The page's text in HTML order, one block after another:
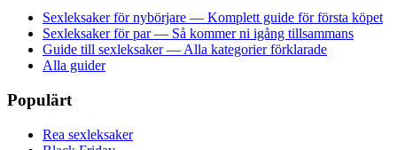
Sexleksaker för nybörjare — Komplett guide för första köpet
Sexleksaker för par — Så kommer ni igång tillsammans
Guide till sexleksaker — Alla kategorier förklarade
Alla guider
Populärt
Rea sexleksaker